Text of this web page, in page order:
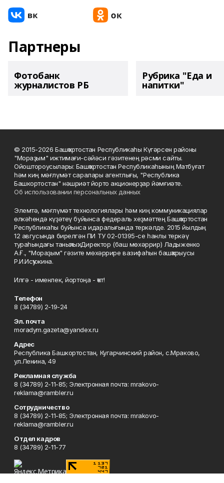
Партнеры
Фотобанк
журналистов РБ
Рубрика "Еда и
напитки"
© 2015-2026 Башҡортостан Республикаһы Күгәрсен районы
"Мораҙым" ижтимағи-сәйәси гәзитенең рәсми сайты.
Ойоштороусылары: Башҡортостан Республикаһының Матбуғат
һәм киң мәғлүмәт саралары агентлығы, "Республика
Башкортостан" нәшриәт йорто акционерҙар йәмғиәте.
Об использовании персональных данных
Элемтә, мәғлүмәт технологиялары һәм киң коммуникациялар
өлкәһендә күҙәтеү буйынса федераль хеҙмәттең Башҡортостан
Республикаһы буйынса идаралығында теркәлде. 2015 йылдың
12 авгусында бирелгән ПИ ТУ 02-01395-се һанлы теркәү
тураһындағы таныҡлыҡ. Директор (баш мөхәррир) Ладыженко
А.Ғ., "Мораҙым" гәзите мөхәррире вазифаһын башҡарыусы
Р.И.Исҡужина.
Илгә - именлек, йортоңа - ҡот!
Телефон
8 (34789) 2-19-24
Эл. почта
moradym.gazeta@yandex.ru
Адрес
Республика Башкортостан, Кугарчинский район, с.Мраково,
ул.Ленина, 49
Рекламная служба
8 (34789) 2-11-85; Электронная почта: mrakovo-
reklama@rambler.ru
Сотрудничество
8 (34789) 2-11-85; Электронная почта: mrakovo-
reklama@rambler.ru
Отдел кадров
8 (34789) 2-11-77